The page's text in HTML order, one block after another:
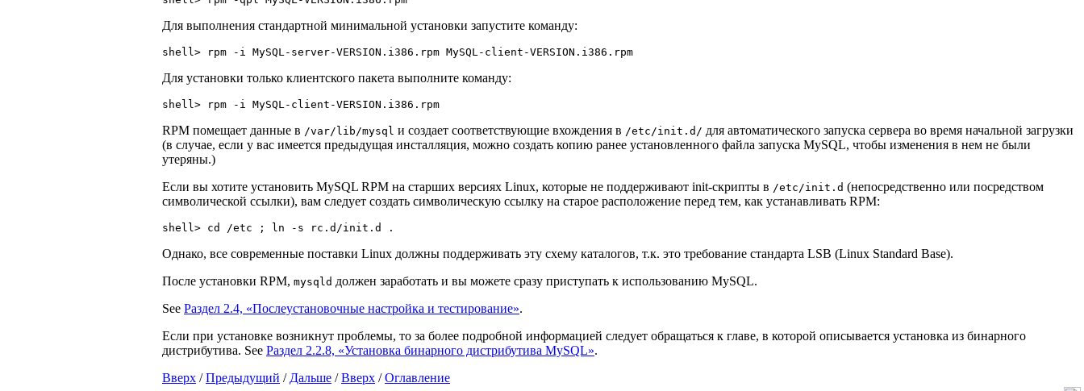
Для выполнения стандартной минимальной установки запустите команду:
Для установки только клиентского пакета выполните команду:
RPM помещает данные в /var/lib/mysql и создает соответствующие вхождения в /etc/init.d/ для автоматического запуска сервера во время начальной загрузки
(в случае, если у вас имеется предыдущая инсталляция, можно создать копию ранее установленного файла запуска MySQL, чтобы изменения в нем не были
утеряны.)
Если вы хотите установить MySQL RPM на старших версиях Linux, которые не поддерживают init-скрипты в /etc/init.d (непосредственно или посредством
символической ссылки), вам следует создать символическую ссылку на старое расположение перед тем, как устанавливать RPM:
Однако, все современные поставки Linux должны поддерживать эту схему каталогов, т.к. это требование стандарта LSB (Linux Standard Base).
После установки RPM, mysqld должен заработать и вы можете сразу приступать к использованию MySQL.
See Раздел 2.4, «Послеустановочные настройка и тестирование».
Если при установке возникнут проблемы, то за более подробной информацией следует обращаться к главе, в которой описывается установка из бинарного
дистрибутива. See Раздел 2.2.8, «Установка бинарного дистрибутива MySQL».
Вверх /Предыдущий /Дальше /Вверх /Оглавление